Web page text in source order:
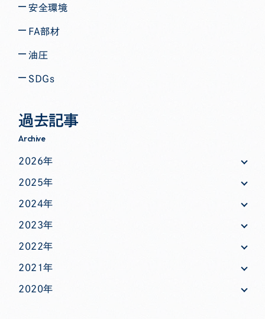
安全環境
FA部材
油圧
ＳＤＧｓ
過去記事
Archive
2026年
2025年
2024年
2023年
2022年
2021年
2020年